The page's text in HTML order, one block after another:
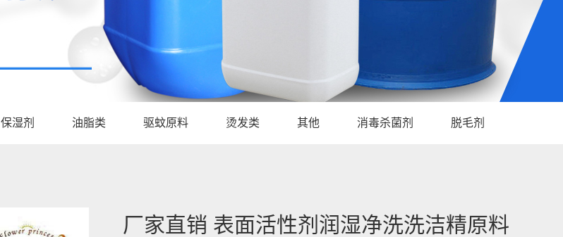
保湿剂 油脂类 驱蚊原料 烫发类 其他 消毒杀菌剂 脱毛剂
厂家直销 表面活性剂润湿净洗洗洁精原料